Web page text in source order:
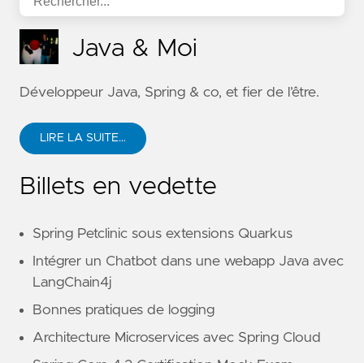
Java & Moi
Développeur Java, Spring & co, et fier de l’être.
LIRE LA SUITE…
Billets en vedette
Spring Petclinic sous extensions Quarkus
Intégrer un Chatbot dans une webapp Java avec
LangChain4j
Bonnes pratiques de logging
Architecture Microservices avec Spring Cloud